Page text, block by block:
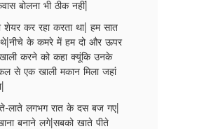
बोलना भी ठीक नहीं|
शेयर कर रहा करता था| हम सात
थे|नीचे के कमरे में हम दो और ऊपर
करने को कहा क्यूंकि उनके
से एक खाली मकान मिला जहां
लाते लगभग रात के दस बज गए|
बनाने लगे|सबको खाते पीते